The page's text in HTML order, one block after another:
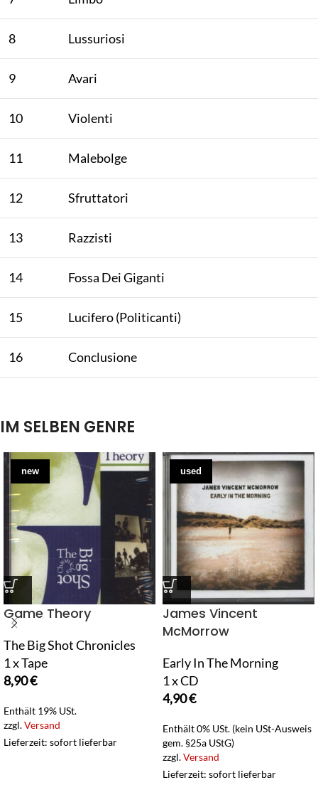
8 Lussuriosi
9 Avari
10 Violenti
11 Malebolge
12 Sfruttatori
13 Razzisti
14 Fossa Dei Giganti
15 Lucifero (Politicanti)
16 Conclusione
IM SELBEN GENRE
new
Game Theory
The Big Shot Chronicles
1 x Tape
8,90€
Enthält 19% USt.
zzgl.Versand
Lieferzeit: sofort lieferbar
used
James Vincent
McMorrow
Early In The Morning
1 x CD
4,90€
Enthält 0% USt. (kein USt-Ausweis
gem. §25a UStG)
zzgl.Versand
Lieferzeit: sofort lieferbar